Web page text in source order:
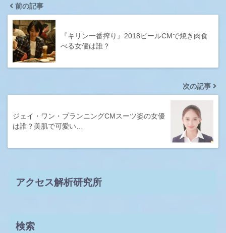
前の記事
『キリン一番搾り』2018ビールCMで焼き肉食
べる女優は誰？
次の記事
ジェイ・ワン・プランニングCMスーツ姿の女優
は誰？美肌で可愛い…
アクセス解析研究所
検索